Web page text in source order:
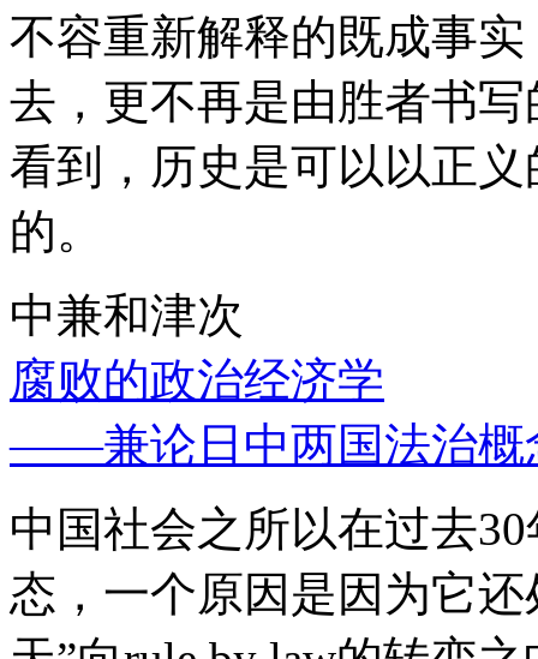
不容重新解释的既成事
去，更不再是由胜者书
看到，历史是可以以正
的。
中兼和津次
腐败的政治经济学
——兼论日中两国法治概
中国社会之所以在过去
态，一个原因是因为它